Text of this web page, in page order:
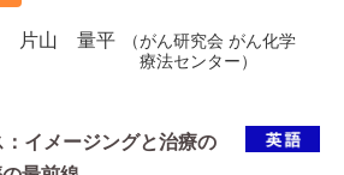
片山 量平
がん研究会 がん化学
療法センター
イメージングと治療の